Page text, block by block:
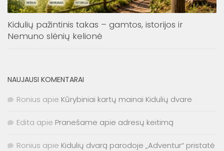
Kidulių pažintinis takas – gamtos, istorijos ir
Nemuno slėnių kelionė
NAUJAUSI KOMENTARAI
Ronius apie Kūrybiniai kartų mainai Kidulių dvare
Edita apie Pranešame apie adresų keitimą
Ronius apie Kidulių dvarą parodoje „Adventur“ pristatė